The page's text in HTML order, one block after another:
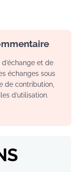
et de
échanges sous
de contribution,
d’utilisation.